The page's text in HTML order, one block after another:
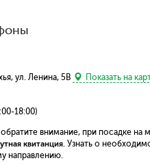
ул. Ленина, 5В Показать на
18:00)
обратите внимание, при посадке
квитанция. Узнать о
направлению.